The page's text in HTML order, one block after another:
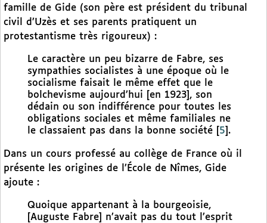
famille de Gide (son père est président du tribunal
civil d’Uzès et ses parents pratiquent un
protestantisme très rigoureux) :
Le caractère un peu bizarre de Fabre, ses
sympathies socialistes à une époque où le
socialisme faisait le même effet que le
bolchevisme aujourd’hui [en 1923], son
dédain ou son indifférence pour toutes les
obligations sociales et même familiales ne
le classaient pas dans la bonne société
5 .
Dans un cours professé au collège de France où il
présente les origines de l’École de Nîmes, Gide
ajoute :
Quoique appartenant à la bourgeoisie,
[Auguste Fabre] n’avait pas du tout l’esprit